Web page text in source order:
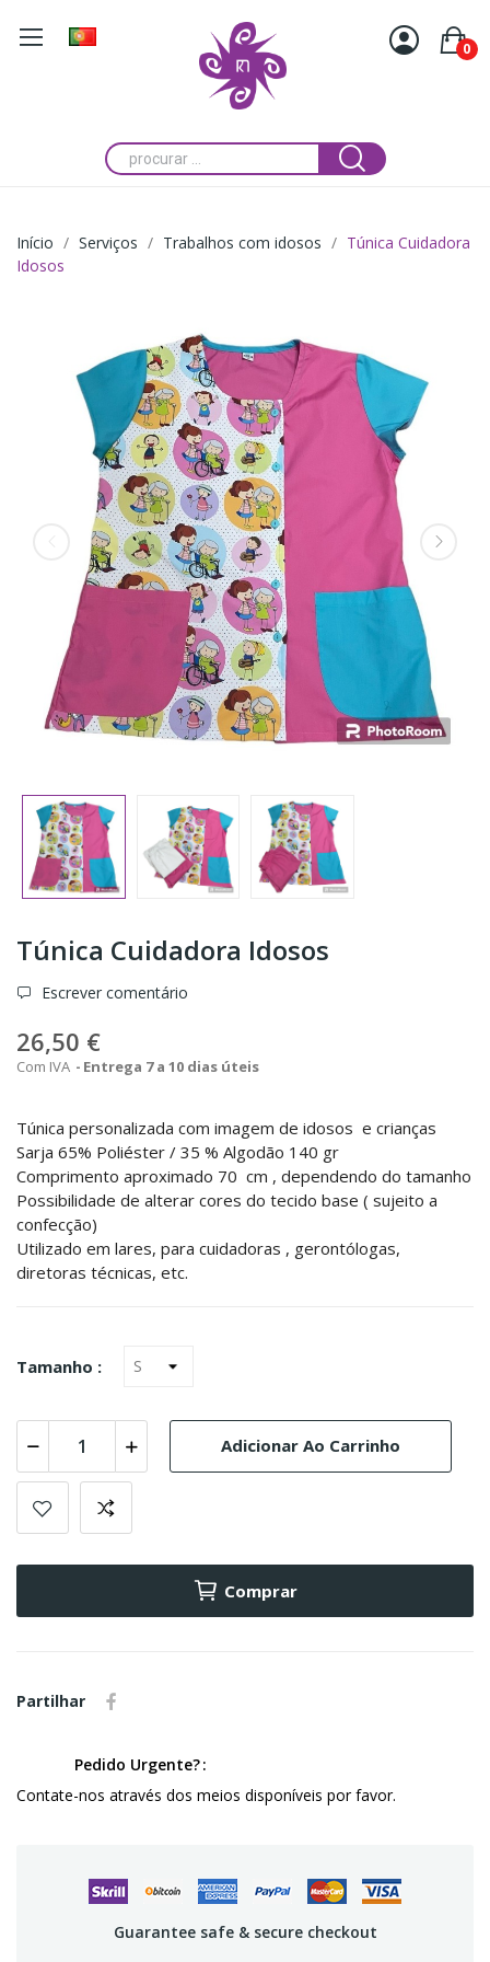
0
Início Serviços Trabalhos com idosos
Túnica Cuidadora
Idosos
Túnica Cuidadora Idosos
Escrever comentário
26,50 €
Com IVA Entrega 7 a 10 dias úteis
Túnica personalizada com imagem de idosos e crianças
Sarja 65% Poliéster / 35 % Algodão 140 gr
Comprimento aproximado 70 cm , dependendo do tamanho
Possibilidade de alterar cores do tecido base ( sujeito a
confecção)
Utilizado em lares, para cuidadoras , gerontólogas,
diretoras técnicas, etc.
Tamanho :
Adicionar Ao Carrinho
Comprar
Partilhar
Pedido Urgente?
Contate-nos através dos meios disponíveis por favor.
Guarantee safe & secure checkout